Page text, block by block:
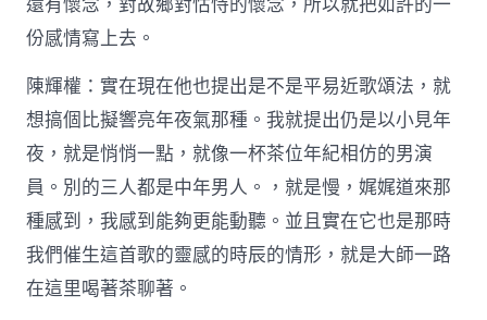
還有懷念，對故鄉對怙恃的懷念，所以就把如許的一
份感情寫上去。
陳輝權：實在現在他也提出是不是平易近歌頌法，就
想搞個比擬響亮年夜氣那種。我就提出仍是以小見年
夜，就是悄悄一點，就像一杯茶位年紀相仿的男演
員。別的三人都是中年男人。，就是慢，娓娓道來那
種感到，我感到能夠更能動聽。並且實在它也是那時
我們催生這首歌的靈感的時辰的情形，就是大師一路
在這里喝著茶聊著。